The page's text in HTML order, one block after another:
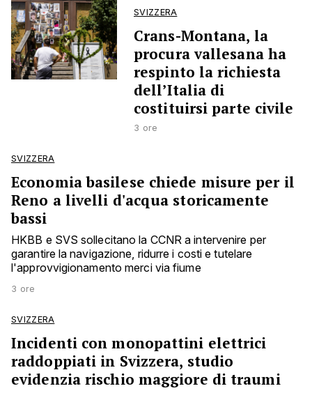
SVIZZERA
Crans-Montana, la
procura vallesana ha
respinto la richiesta
dell’Italia di
costituirsi parte civile
3 ore
SVIZZERA
Economia basilese chiede misure per il
Reno a livelli d'acqua storicamente
bassi
HKBB e SVS sollecitano la CCNR a intervenire per
garantire la navigazione, ridurre i costi e tutelare
l'approvvigionamento merci via fiume
3 ore
SVIZZERA
Incidenti con monopattini elettrici
raddoppiati in Svizzera, studio
evidenzia rischio maggiore di traumi